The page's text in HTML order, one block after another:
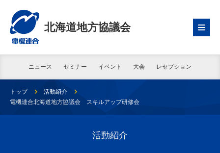
北海道地方協議会
ニュース セミナー イベント 大会 レセプション
トップ
活動紹介
電機連合北海道地方協議会 スキルアップ研修会
活動紹介